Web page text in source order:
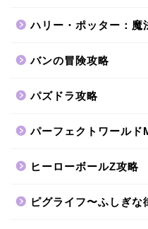
ハリー・ポッター：魔
バンの冒険攻略
パズドラ攻略
パーフェクトワールド
ヒーローボールZ攻略
ピグライフ〜ふしぎな